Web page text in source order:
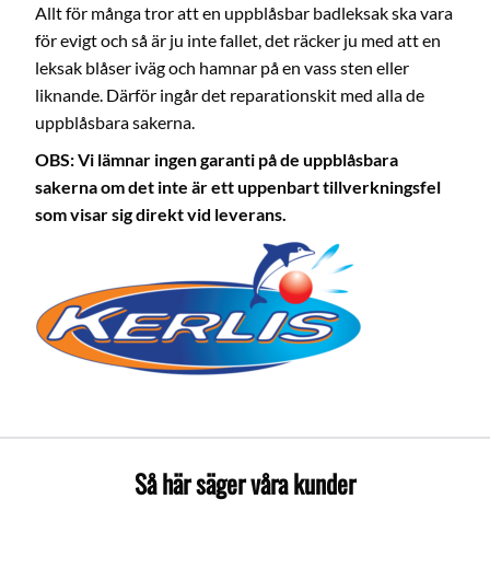
Allt för många tror att en uppblåsbar badleksak ska vara
för evigt och så är ju inte fallet, det räcker ju med att en
leksak blåser iväg och hamnar på en vass sten eller
liknande. Därför ingår det reparationskit med alla de
uppblåsbara sakerna.
OBS: Vi lämnar ingen garanti på de uppblåsbara
sakerna om det inte är ett uppenbart tillverkningsfel
som visar sig direktvid leverans.
Så här säger våra kunder